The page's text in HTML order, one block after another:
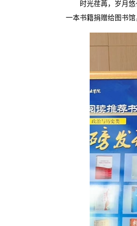
时光荏苒，岁月悠长
一本书籍捐赠给图书